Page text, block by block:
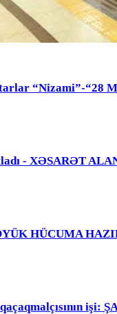
“Nizami”-“28
- XƏSARƏT
HÜCUMA
işi: